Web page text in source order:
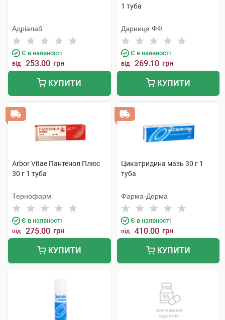
Адріалаб
Є в наявності
від 253.00 грн
КУПИТИ
1 туба
Дарниця ФФ
Є в наявності
від 269.10 грн
КУПИТИ
Arbor Vitae Пантенол Плюс
30 г 1 туба
Тернофарм
Є в наявності
від 275.00 грн
КУПИТИ
Цикатридина мазь 30 г 1
туба
Фарма-Дерма
Є в наявності
від 410.00 грн
КУПИТИ